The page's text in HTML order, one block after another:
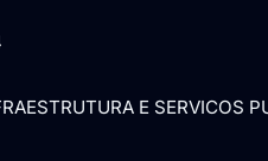
E SERVICOS